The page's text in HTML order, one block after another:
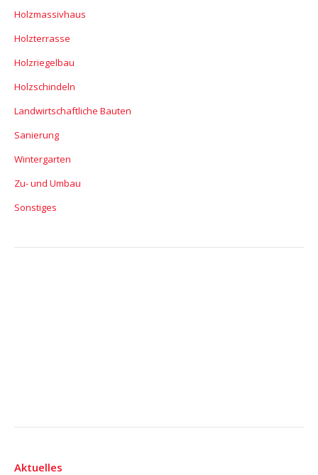
Holzmassivhaus
Holzterrasse
Holzriegelbau
Holzschindeln
Landwirtschaftliche Bauten
Sanierung
Wintergarten
Zu- und Umbau
Sonstiges
Aktuelles